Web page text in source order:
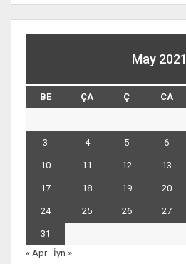
May 2021
BE ÇA Ç CA
3 4 5 6
10 11 12 13
17 18 19 20
24 25 26 27
31
« Apr
İyn »